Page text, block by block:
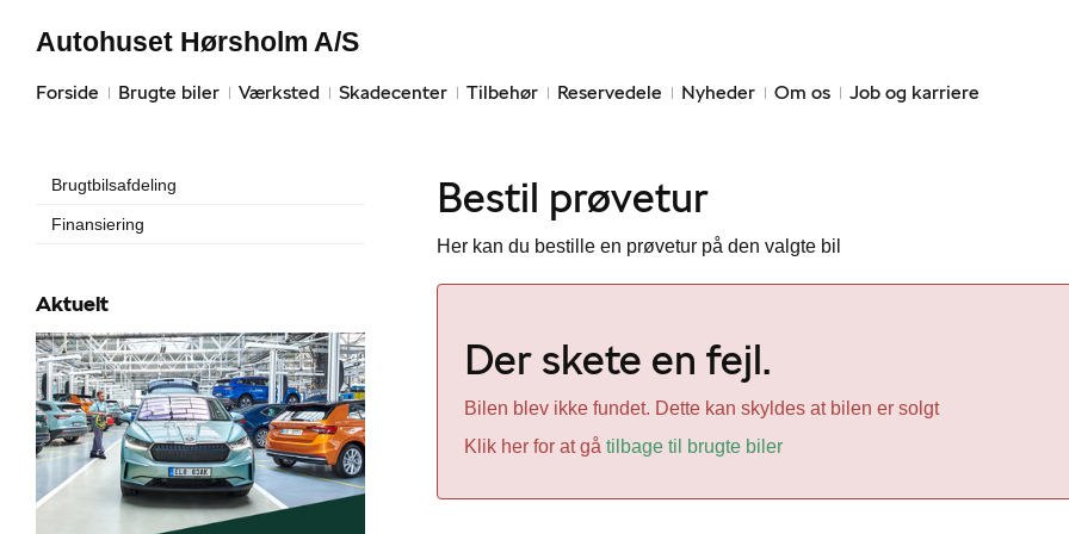
Forside Brugte biler Værksted Skadecenter Tilbehør Reservedele Nyheder Om os Job og karriere
Autohuset Hørsholm A/S
Brugtbilsafdeling
Finansiering
Aktuelt
Bestil prøvetur
Her kan du bestille en prøvetur på den valgte bil
Der skete en fejl.
Bilen blev ikke fundet. Dette kan skyldes at bilen er solgt
Klik her for at gå tilbage til brugte biler